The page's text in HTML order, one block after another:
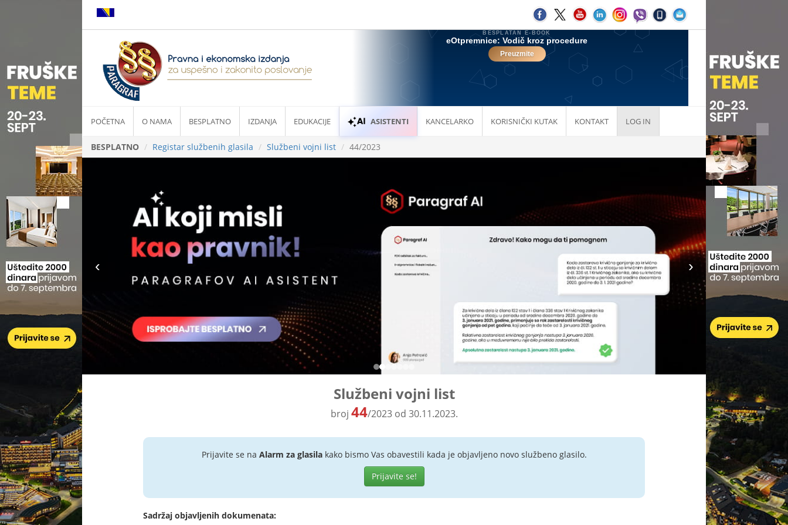
POČETNA O NAMA BESPLATNO IZDANJA EDUKACIJE ASISTENTI KANCELARKO KORISNIČKI KUTAK KONTAKT LOG IN
BESPLATNO Registar službenih glasila Službeni vojni list 44/2023
Službeni vojni list
broj 44/2023 od 30.11.2023.
Prijavite se na Alarm za glasilakako bismo Vas obavestili kada je objavljeno novo službeno glasilo.
Prijavite se!
Sadržaj objavljenih dokumenata: